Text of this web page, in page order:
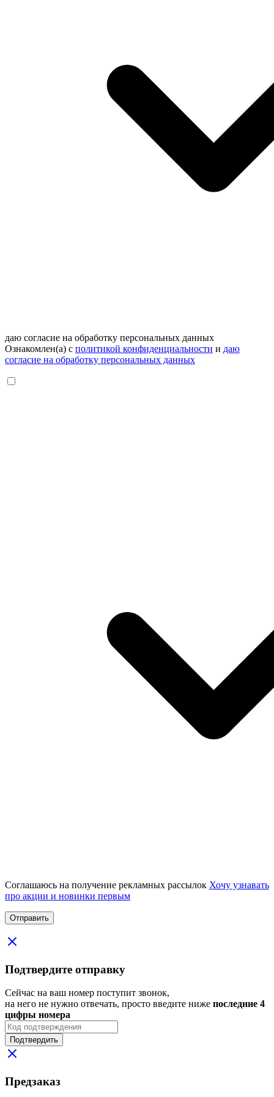
даю согласие на обработку персональных данных
Ознакомлен(а) с политикой конфиденциальности и даю
согласие на обработку персональных данных
Соглашаюсь на получение рекламных рассылок Хочу узнавать
про акции и новинки первым
Подтвердите отправку
Сейчас на ваш номер поступит звонок,
на него не нужно отвечать, просто введите ниже последние 4
цифры номера
Подтвердить
Предзаказ